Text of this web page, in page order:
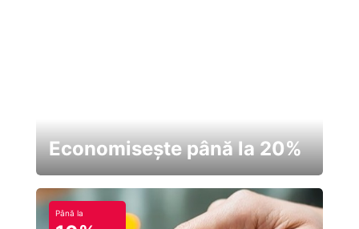
Economisește până la 20%
Până la